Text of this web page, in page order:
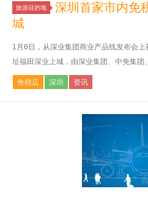
旅游目的地
深圳首家市内免
城
1月6日，从深业集团商业产品线发布会
址福田深业上城，由深业集团、中免集团
免税店 深圳 资讯